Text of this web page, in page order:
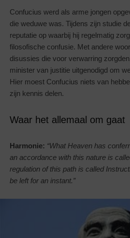
Confucius werd als arme jongen
die weduwe was. Tijdens zijn studie
reputatie op waarbij hij regelmatig
filosofische confusie. Met andere
disussies die voor verwarring
minister van justitie uitgenodigd om
Hier moest Confucius niets van
zijn kennis delen.
Waar het allemaal om gaat
Harmonie: “What Heaven has
an accordance with this nature is
regulation of this path is called
be left for an instant.”